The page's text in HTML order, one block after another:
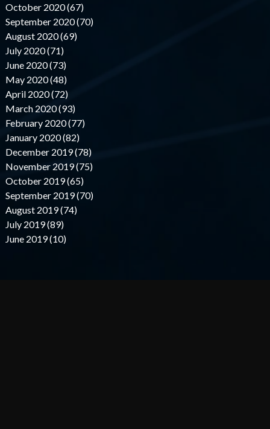
October 2020 (67)
September 2020 (70)
August 2020 (69)
July 2020 (71)
June 2020 (73)
May 2020 (48)
April 2020 (72)
March 2020 (93)
February 2020 (77)
January 2020 (82)
December 2019 (78)
November 2019 (75)
October 2019 (65)
September 2019 (70)
August 2019 (74)
July 2019 (89)
June 2019 (10)